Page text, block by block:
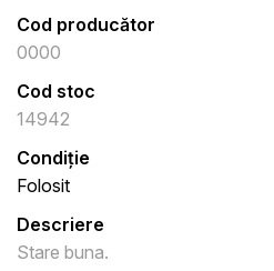
Cod producător
0000
Cod stoc
14942
Condiție
Folosit
Descriere
Stare buna.